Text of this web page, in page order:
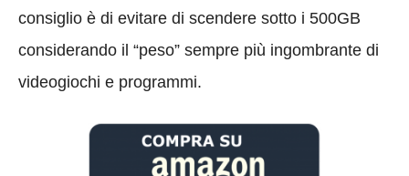
consiglio è di evitare di scendere sotto i 500GB
considerando il “peso” sempre più ingombrante di
videogiochi e programmi.